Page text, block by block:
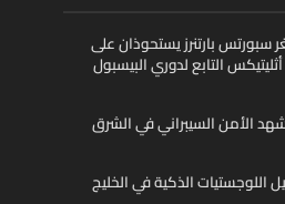
سبورتس بارتنرز يستحوذان على
التابع لدوري البيسبول
الأمن السيبراني في الشرق